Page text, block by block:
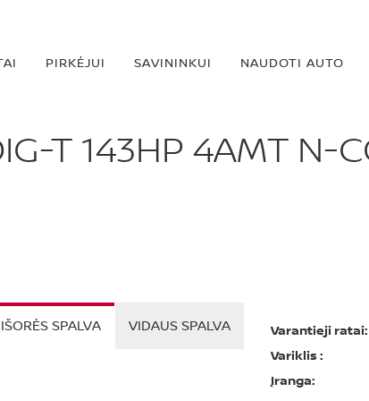
PIRKĖJUI SAVININKUI NAUDOTI AUTO
T 143HP 4AMT N-
IŠORĖS SPALVA VIDAUS SPALVA Varantieji ratai:
Variklis :
Įranga: